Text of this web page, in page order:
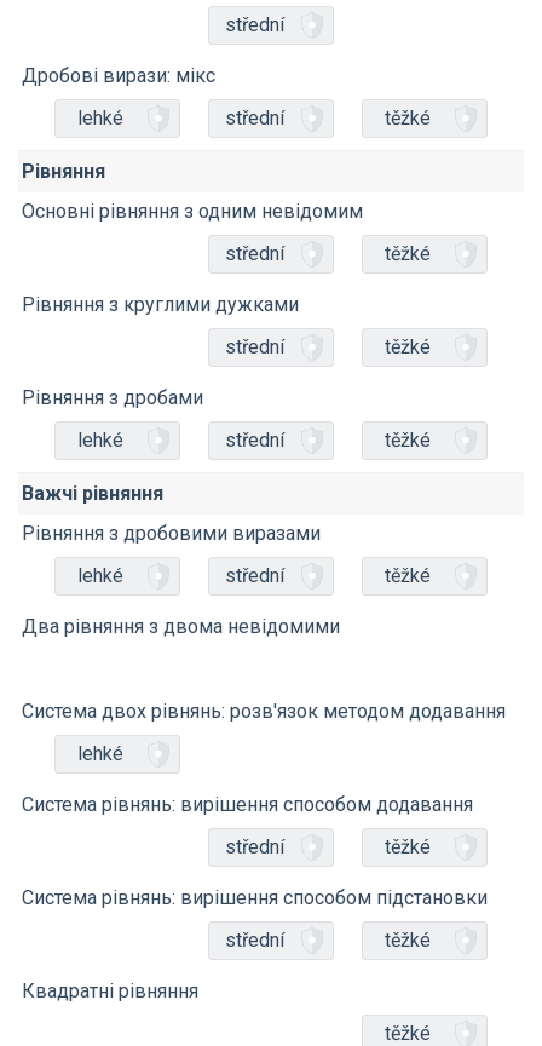
střední
Дробові вирази: мікс
lehké
střední těžké
Рівняння
Основні рівняння з одним невідомим
střední
těžké
Рівняння з круглими дужками
střední
těžké
Рівняння з дробами
lehké
střední těžké
Важчі рівняння
Рівняння з дробовими виразами
lehké
střední těžké
Два рівняння з двома невідомими
Система двох рівнянь: розв'язок методом додавання
lehké
Система рівнянь: вирішення способом додавання
střední
těžké
Система рівнянь: вирішення способом підстановки
střední
těžké
Квадратні рівняння
těžké